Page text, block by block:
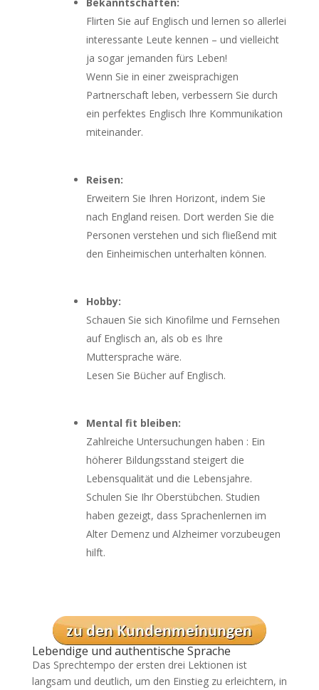
Bekanntschaften:
Flirten Sie auf Englisch und lernen so allerlei
interessante Leute kennen – und vielleicht
ja sogar jemanden fürs Leben!
Wenn Sie in einer zweisprachigen
Partnerschaft leben, verbessern Sie durch
ein perfektes Englisch Ihre Kommunikation
miteinander.
Reisen:
Erweitern Sie Ihren Horizont, indem Sie
nach England reisen. Dort werden Sie die
Personen verstehen und sich fließend mit
den Einheimischen unterhalten können.
Hobby:
Schauen Sie sich Kinofilme und Fernsehen
auf Englisch an, als ob es Ihre
Muttersprache wäre.
Lesen Sie Bücher auf Englisch.
Mental fit bleiben:
Zahlreiche Untersuchungen haben : Ein
höherer Bildungsstand steigert die
Lebensqualität und die Lebensjahre.
Schulen Sie Ihr Oberstübchen. Studien
haben gezeigt, dass Sprachenlernen im
Alter Demenz und Alzheimer vorzubeugen
hilft.
Lebendige und authentische Sprache
Das Sprechtempo der ersten drei Lektionen ist
langsam und deutlich, um den Einstieg zu erleichtern, in